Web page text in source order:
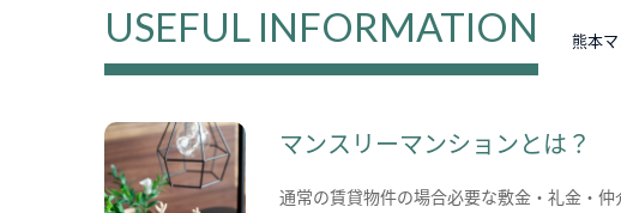
USEFUL INFORMATION 熊本
マンスリーマンションとは？
通常の賃貸物件の場合必要な敷金・礼金・仲